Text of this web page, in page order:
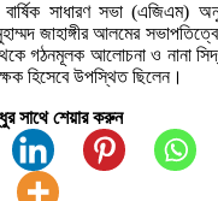
সাধারণ সভা (এজিএম)
জাহাঙ্গীর আলমের
গঠনমূলক আলোচনা ও নানা
হিসেবে উপস্থিত ছিলেন।
সাথে শেয়ার করুন